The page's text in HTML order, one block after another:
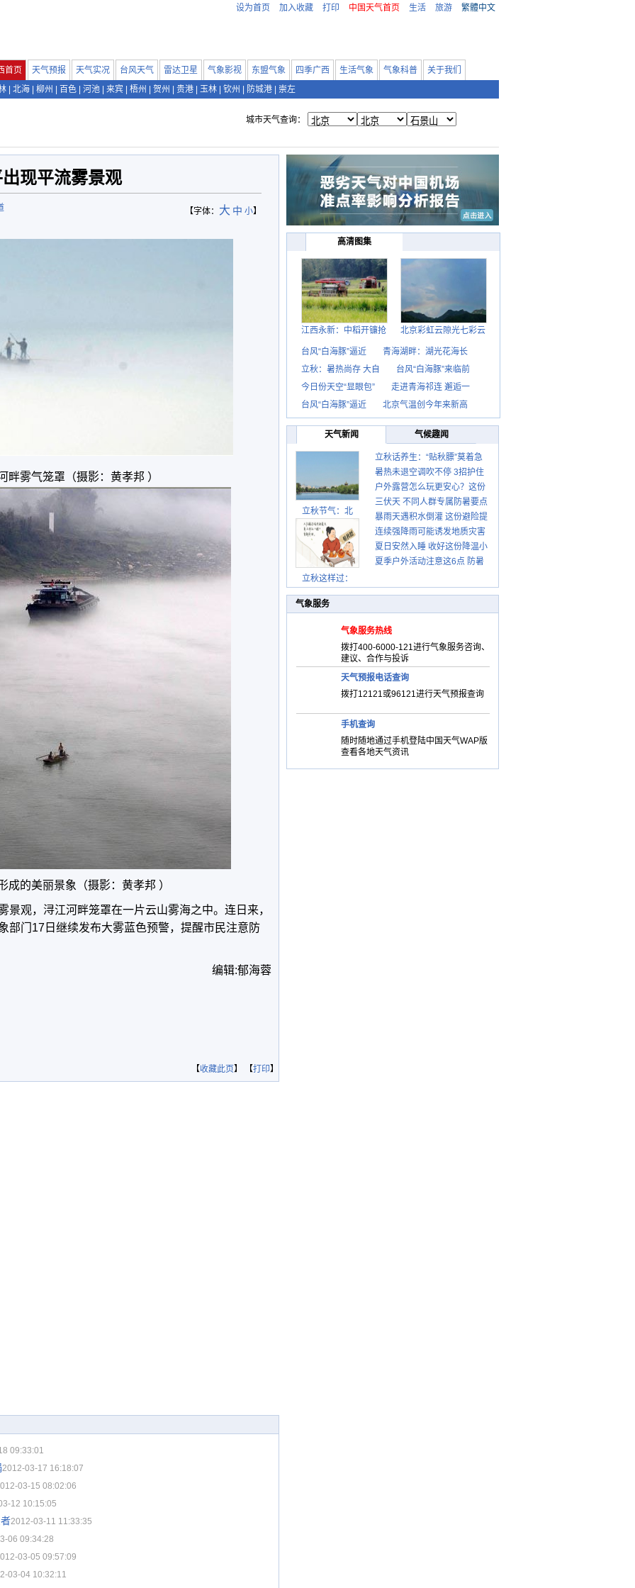
设为首页 加入收藏 打印 中国天气首页 生活 旅游 繁體中文
首页 天气预报 天气实况 台风天气 雷达卫星 气象影视 东盟气象 四季广西 生活气象 气象科普
关于我们
北海 柳州 百色 河池 来宾 梧州 贺州 贵港 玉林 钦州 防城港 崇左
城市天气查询：
现平流雾景观
【字体： 大 中 小】
畔雾气笼罩（摄影： 黄孝邦 ）
成的美丽景象（摄影： 黄孝邦 ）
景观，浔江河畔笼罩在一片云山雾海之中。连日来，
部门17日继续发布大雾蓝色预警，提醒市民注意防
编辑:郁海蓉
【收藏此页】 【打印】
09:33:01
2012-03-17 16:18:07
03-15 08:02:06
12 10:15:05
2012-03-11 11:33:35
06 09:34:28
03-05 09:57:09
03-04 10:32:11
高清图集
江西永新：中稻开镰抢 北京彩虹云隙光七彩云
台风“白海豚”逼近
青海湖畔：湖光花海长
立秋：暑热尚存 大自
台风“白海豚”来临前
今日份天空“显眼包”
走进青海祁连 邂逅一
台风“白海豚”逼近
北京气温创今年来新高
天气新闻 气候趣闻
立秋节气：北
立秋这样过：
立秋话养生：“贴秋膘”莫着急
先清暑再防燥
暑热未退空调吹不停 3招护住
肩颈不酸痛
户外露营怎么玩更安心？这份
攻略请收好
三伏天 不同人群专属防暑要点
请收好
暴雨天遇积水倒灌 这份避险提
示请收好
连续强降雨可能诱发地质灾害
这些前兆要知道
夏日安然入睡 收好这份降温小
贴士
夏季户外活动注意这6点 防暑
气象服务
气象服务热线
拨打400-6000-121进行气象服务咨询、
建议、合作与投诉
天气预报电话查询
拨打12121或96121进行天气预报查询
手机查询
随时随地通过手机登陆中国天气WAP版
查看各地天气资讯